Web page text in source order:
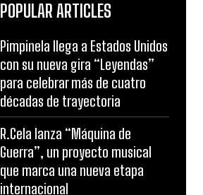
POPULAR ARTICLES
Pimpinela llega a Estados Unidos
con su nueva gira “Leyendas”
para celebrar más de cuatro
décadas de trayectoria
R.Cela lanza “Máquina de
Guerra”, un proyecto musical
que marca una nueva etapa
internacional